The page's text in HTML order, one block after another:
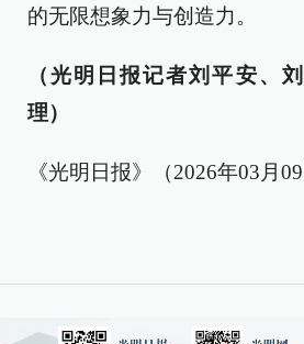
的无限想象力与创造力。
（光明日报记者刘平安、
理）
《光明日报》（2026年03月09